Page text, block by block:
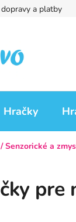
a platby
Hračky
/ Senzorické a
pre